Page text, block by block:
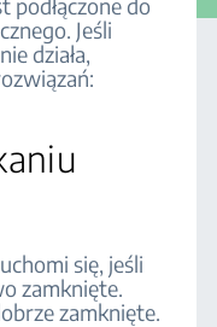
Jeśli
działa,
się, jeśli
zamknięte.
zamknięte.